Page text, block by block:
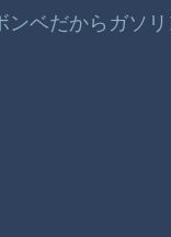
ベだからガソ